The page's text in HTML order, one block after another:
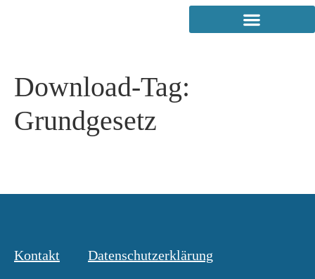
Download-Tag:
Grundgesetz
Kontakt Datenschutzerklärung